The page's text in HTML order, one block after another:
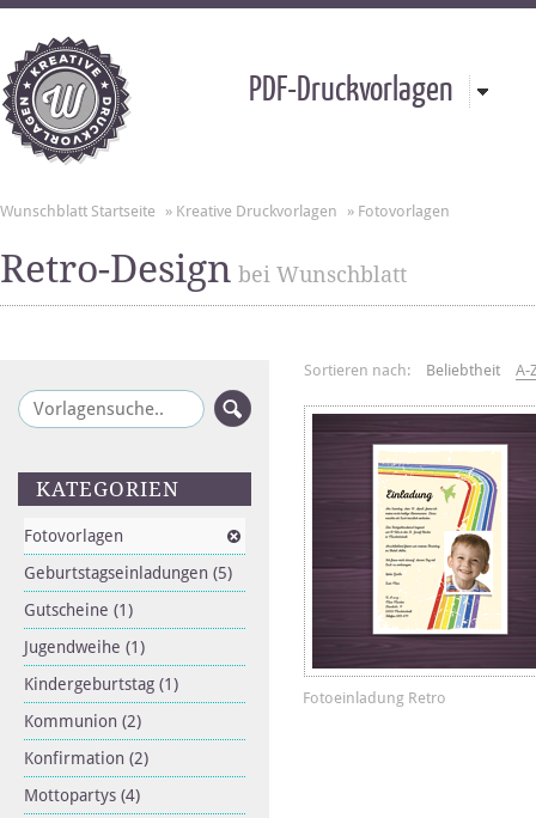
PDF-Druckvorlagen
Wunschblatt Startseite » Kreative Druckvorlagen » Fotovorlagen
Retro-Design bei Wunschblatt
KATEGORIEN
Fotovorlagen
Geburtstagseinladungen (5)
Gutscheine (1)
Jugendweihe (1)
Kindergeburtstag (1)
Kommunion (2)
Konfirmation (2)
Mottopartys (4)
Sortieren nach: Beliebtheit A-
Fotoeinladung Retro